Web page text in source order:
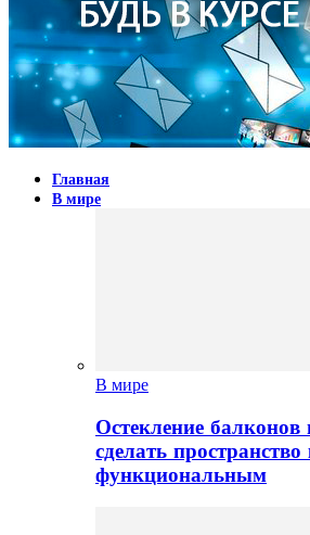
Главная
В мире
В мире
Остекление
сделать
функциональным